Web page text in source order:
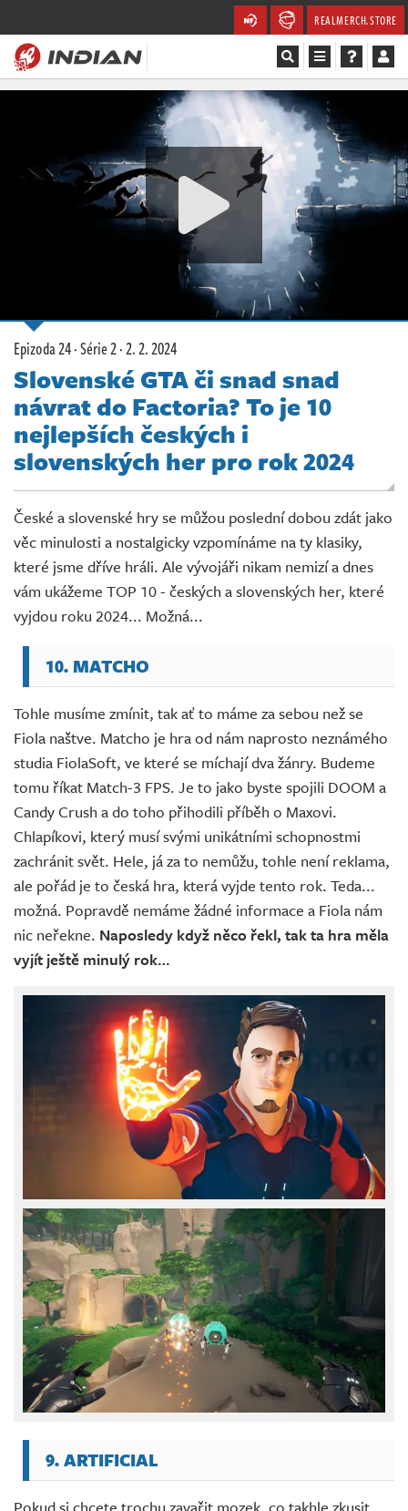
REALMERCH.STORE
Komunita
Redakce
Živě
Epizoda 24 · Série 2 ·2. 2. 2024
Slovenské GTA či snad snad
návrat do Factoria? To je 10
nejlepších českých i
slovenských her pro rok 2024
České a slovenské hry se můžou poslední dobou zdát jako
věc minulosti a nostalgicky vzpomínáme na ty klasiky,
které jsme dříve hráli. Ale vývojáři nikam nemizí a dnes
vám ukážeme TOP 10 - českých a slovenských her, které
vyjdou roku 2024... Možná...
10. MATCHO
Tohle musíme zmínit, tak ať to máme za sebou než se
Fiola naštve. Matcho je hra od nám naprosto neznámého
studia FiolaSoft, ve které se míchají dva žánry. Budeme
tomu říkat Match-3 FPS. Je to jako byste spojili DOOM a
Candy Crush a do toho přihodili příběh o Maxovi.
Chlapíkovi, který musí svými unikátními schopnostmi
zachránit svět. Hele, já za to nemůžu, tohle není reklama,
ale pořád je to česká hra, která vyjde tento rok. Teda...
možná. Popravdě nemáme žádné informace a Fiola nám
nic neřekne. Naposledy když něco řekl, tak ta hra měla
vyjít ještě minulý rok…
9. ARTIFICIAL